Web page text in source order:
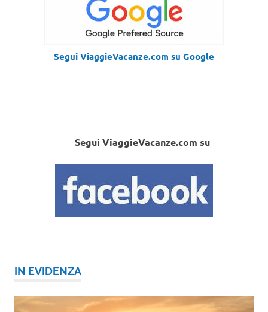
Segui ViaggieVacanze.com su Google
Segui ViaggieVacanze.com su
IN EVIDENZA